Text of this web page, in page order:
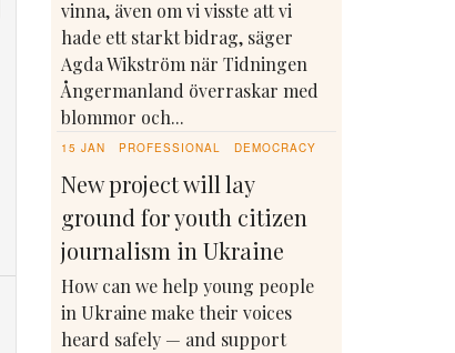
vinna, även om vi visste att vi
hade ett starkt bidrag, säger
Agda Wikström när Tidningen
Ångermanland överraskar med
blommor och...
15 JAN PROFESSIONAL DEMOCRACY
New project will lay
ground for youth citizen
journalism in Ukraine
How can we help young people
in Ukraine make their voices
heard safely — and support